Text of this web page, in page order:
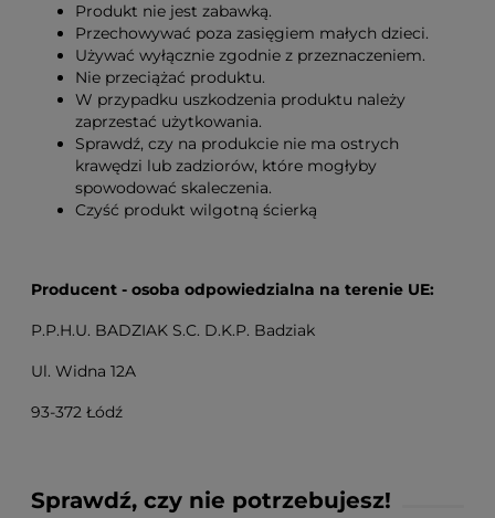
Produkt nie jest zabawką.
Przechowywać poza zasięgiem małych dzieci.
Używać wyłącznie zgodnie z przeznaczeniem.
Nie przeciążać produktu.
W przypadku uszkodzenia produktu należy
zaprzestać użytkowania.
Sprawdź, czy na produkcie nie ma ostrych
krawędzi lub zadziorów, które mogłyby
spowodować skaleczenia.
Czyść produkt wilgotną ścierką
Producent - osoba odpowiedzialna na terenie UE:
P.P.H.U. BADZIAK S.C. D.K.P. Badziak
Ul. Widna 12A
93-372 Łódź
Sprawdź, czy nie potrzebujesz!